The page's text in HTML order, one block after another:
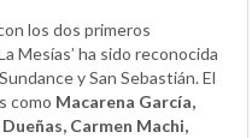
los dos primeros
Mesías’ ha sido reconocida
y San Sebastián. El
como Macarena García,
Carmen Machi,